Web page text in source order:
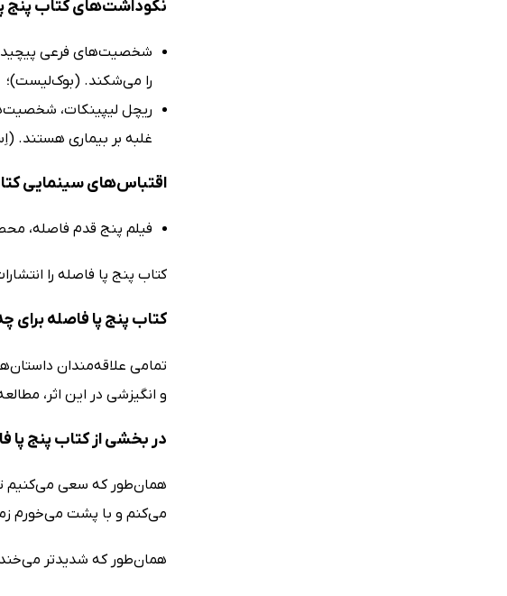
نکوداشت‌های کتاب پنج
شخصیت‌های فرعی پیچیده
را می‌شکند. (بوک‌لیست)؛
ریچل لیپینکات،
غلبه بر بیماری هستند.
اقتباس‌های سینمایی
فیلم پنج قدم فاصله، محصول 2019، با هنرنمایی کول میچل اسپراوس و هالی
کتاب پنج پا فاصله را
کتاب پنج پا فاصله
تمامی علاقه‌مندان
و انگیزشی در این اثر،
در بخشی از کتاب پنج پا
همان‌طور که سعی می‌کنیم
می‌کنم و با پشت می‌خورم
همان‌طور که شدیدتر